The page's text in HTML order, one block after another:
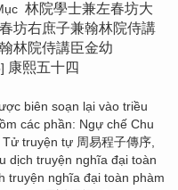
林院學士兼左春坊大
坊右庶子兼翰林院侍講
林院侍講臣金幼
康熙五十四
biên soạn lại vào triều
các phần: Ngự chế Chu
truyện tự 周易程子傳序,
dịch truyện nghĩa đại toàn
truyện nghĩa đại toàn phàm